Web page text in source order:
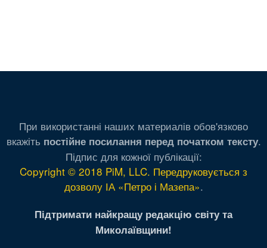
При використанні наших материалів обов'язково
вкажіть постійне посилання перед початком тексту.
Підпис для кожної публікації:
Copyright © 2018 PiM, LLC. Передруковується з
дозволу ІА «Петро і Мазепа».
Підтримати найкращу редакцію світу та
Миколаївщини!